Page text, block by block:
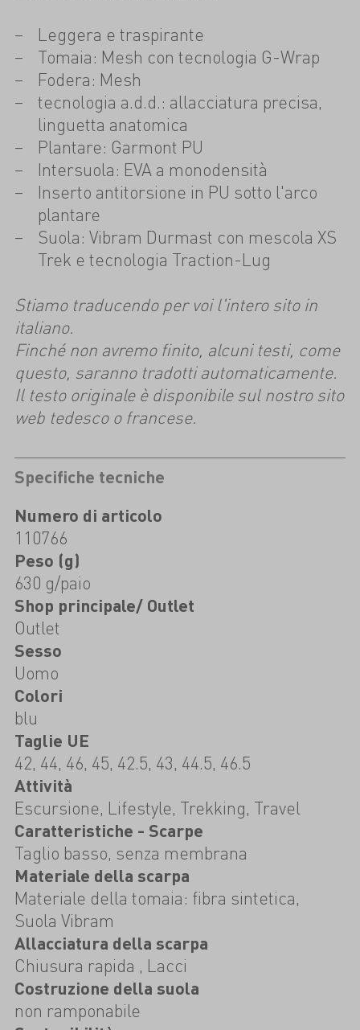
Leggera e traspirante
Tomaia: Mesh con tecnologia G-Wrap
Fodera: Mesh
tecnologia a.d.d.: allacciatura precisa,
linguetta anatomica
Plantare: Garmont PU
Intersuola: EVA a monodensità
Inserto antitorsione in PU sotto l'arco
plantare
Suola: Vibram Durmast con mescola XS
Trek e tecnologia Traction-Lug
Stiamo traducendo per voi l'intero sito in
italiano.
Finché non avremo finito, alcuni testi, come
questo, saranno tradotti automaticamente.
Il testo originale è disponibile sul nostro sito
web tedesco o francese.
Specifiche tecniche
Numero di articolo
110766
Peso (g)
630 g/paio
Shop principale/ Outlet
Outlet
Sesso
Uomo
Colori
blu
Taglie UE
42, 44, 46, 45, 42.5, 43, 44.5, 46.5
Attività
Escursione, Lifestyle, Trekking, Travel
Caratteristiche - Scarpe
Taglio basso, senza membrana
Materiale della scarpa
Materiale della tomaia: fibra sintetica,
Suola Vibram
Allacciatura della scarpa
Chiusura rapida , Lacci
Costruzione della suola
non ramponabile